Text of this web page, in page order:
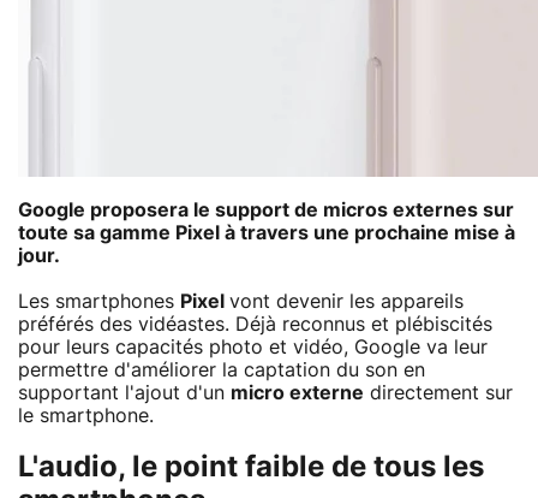
Google proposera le support de micros externes sur
toute sa gamme Pixel à travers une prochaine mise à
jour.
Les smartphones Pixel vont devenir les appareils
préférés des vidéastes. Déjà reconnus et plébiscités
pour leurs capacités photo et vidéo, Google va leur
permettre d'améliorer la captation du son en
supportant l'ajout d'un micro externe directement sur
le smartphone.
L'audio, le point faible de tous les